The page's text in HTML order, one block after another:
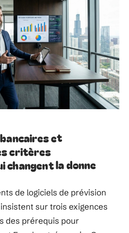
et
critères
changent la donne
de logiciels de prévision
sur trois exigences
des prérequis pour